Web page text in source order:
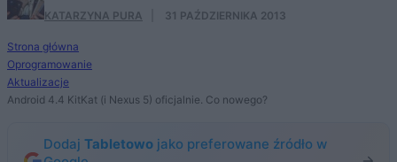
KATARZYNA PURA 31 PAŹDZIERNIKA 2013
Strona główna
Oprogramowanie
Aktualizacje
Android 4.4 KitKat (i Nexus 5) oficjalnie. Co nowego?
Dodaj Tabletowo jako preferowane źródło w